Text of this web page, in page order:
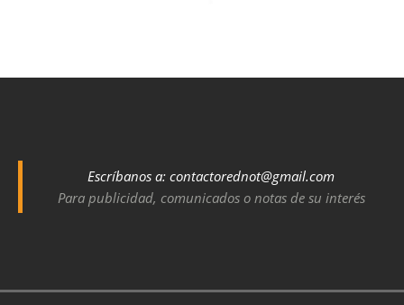
Escríbanos a: contactorednot@gmail.com
Para publicidad, comunicados o notas de su interés